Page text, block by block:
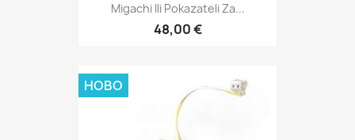
Migachi Ili Pokazateli Za...
48,00 €
НОВО